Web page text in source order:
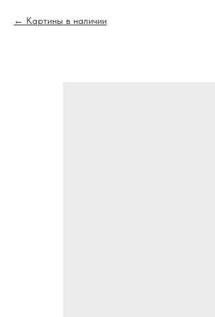
Картины в наличии